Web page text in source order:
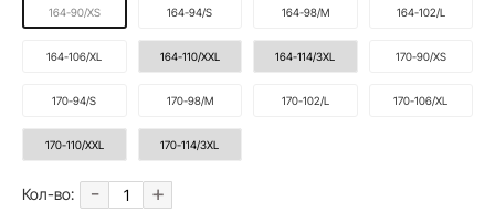
164-90/XS 164-94/S 164-98/M 164-102/L
164-106/XL 164-110/XXL 164-114/3XL 170-90/XS
170-94/S 170-98/M 170-102/L 170-106/XL
170-110/XXL 170-114/3XL
Кол-во: - +